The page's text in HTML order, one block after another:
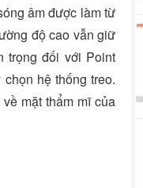
âm được làm từ
độ cao vẫn giữ
trọng đối với Point
hệ thống treo.
mặt thẩm mĩ của